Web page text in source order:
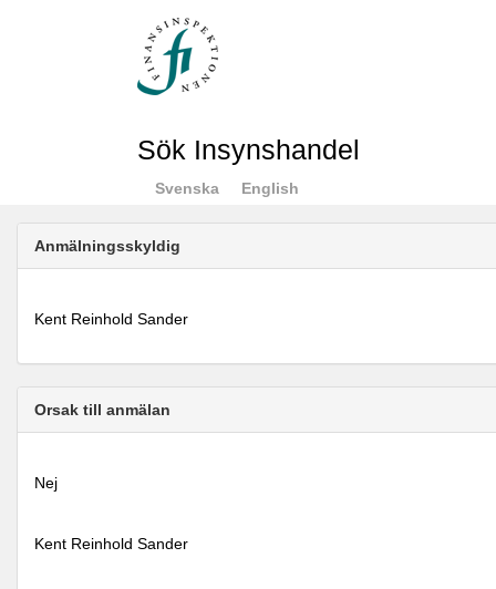
Sök Insynshandel
Svenska English
Anmälningsskyldig
Kent Reinhold Sander
Orsak till anmälan
Nej
Kent Reinhold Sander